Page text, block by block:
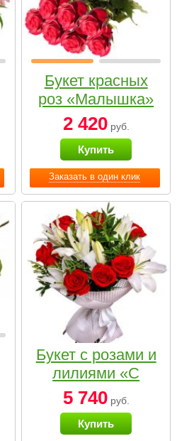
Заказать в один клик
Букет красных
роз «Малышка»
2 420руб.
Купить
Букет с розами и
лилиями «С
наилучшими
пожеланиями»
5 740руб.
Купить